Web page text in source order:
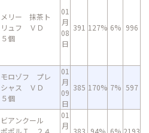
メリー 抹茶ト
リュフ ＶＤ
５個
01
月
08
日
391 127% 6% 996
モロゾフ プレ
シャス ＶＤ
５個
01
月
09
日
385 170% 7% 597
ビアンクール
ポポルＩ ２４
01
月
383 94% 6% 2193